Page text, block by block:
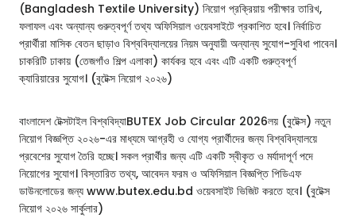
(Bangladesh Textile University) নিয়োগ প্রক্রিয়ায় পরীক্ষার তারিখ,
ফলাফল এবং অন্যান্য গুরুত্বপূর্ণ তথ্য অফিসিয়াল ওয়েবসাইটে প্রকাশিত হবে। নির্বাচিত
প্রার্থীরা মাসিক বেতন ছাড়াও বিশ্ববিদ্যালয়ের নিয়ম অনুযায়ী অন্যান্য সুযোগ-সুবিধা পাবেন।
চাকরিটি ঢাকায় (তেজগাঁও শিল্প এলাকা) কার্যকর হবে এবং এটি একটি গুরুত্বপূর্ণ
ক্যারিয়ারের সুযোগ। (বুটেক্স নিয়োগ ২০২৬)
বাংলাদেশ টেক্সটাইল বিশ্ববিদ্যাBUTEX Job Circular 2026লয় (বুটেক্স) নতুন
নিয়োগ বিজ্ঞপ্তি ২০২৬-এর মাধ্যমে আগ্রহী ও যোগ্য প্রার্থীদের জন্য বিশ্ববিদ্যালয়ে
প্রবেশের সুযোগ তৈরি হচ্ছে। সকল প্রার্থীর জন্য এটি একটি স্বীকৃত ও মর্যাদাপূর্ণ পদে
নিয়োগের সুযোগ। বিস্তারিত তথ্য, আবেদন ফরম ও অফিসিয়াল বিজ্ঞপ্তি পিডিএফ
ডাউনলোডের জন্য www.butex.edu.bd ওয়েবসাইট ভিজিট করতে হবে। (বুটেক্স
নিয়োগ ২০২৬ সার্কুলার)